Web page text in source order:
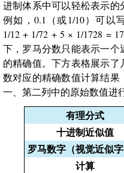
进制体系中可以轻松表示的
例如，0.1（或1/10）可以
1/12 + 1/72 + 5 × 1/1728 =
下，罗马分数只能表示一
的精确值。下方表格展示
数对应的精确数值计算结
一、第二列中的原始数值进
有理分式
十进制近似值
罗马数字（视觉近似字
计算